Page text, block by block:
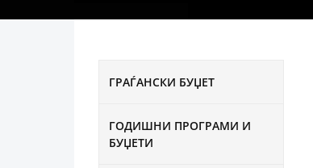
ГРАЃАНСКИ БУЏЕТ
ГОДИШНИ ПРОГРАМИ И
БУЏЕТИ